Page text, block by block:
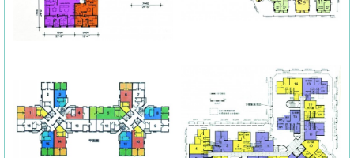
公
佈